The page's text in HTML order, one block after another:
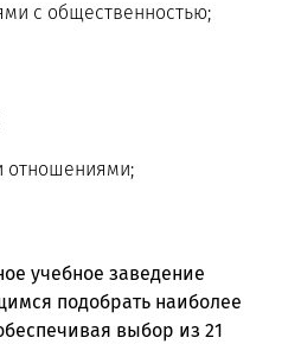
с общественностью;
отношениями;
учебное заведение
подобрать наиболее
выбор из 21